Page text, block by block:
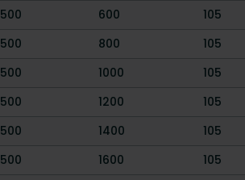
500 600 105
500 800 105
500 1000 105
500 1200 105
500 1400 105
500 1600 105